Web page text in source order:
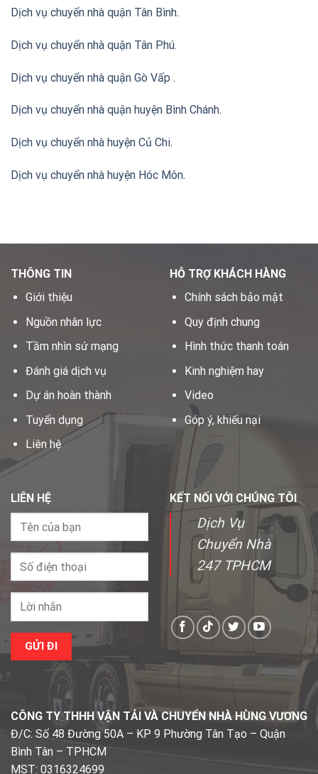
Dịch vụ chuyển nhà quận Tân Bình.
Dịch vụ chuyển nhà quận Tân Phú.
Dịch vụ chuyển nhà quận Gò Vấp .
Dịch vụ chuyển nhà quận huyện Bình Chánh.
Dịch vụ chuyển nhà huyện Củ Chi.
Dịch vụ chuyển nhà huyện Hóc Môn.
THÔNG TIN
Giới thiệu
Nguồn nhân lực
Tầm nhìn sứ mạng
Đánh giá dịch vụ
Dự án hoàn thành
Tuyển dụng
Liên hệ
HỖ TRỢ KHÁCH HÀNG
Chính sách bảo mật
Quy định chung
Hình thức thanh toán
Kinh nghiệm hay
Video
Góp ý, khiếu nại
LIÊN HỆ KẾT NỐI VỚI CHÚNG TÔI
Dịch Vụ
Chuyển Nhà
247 TPHCM
CÔNG TY THHH VẬN TẢI VÀ CHUYỂN NHÀ HÙNG VƯƠNG
Đ/C: Số 48 Đường 50A – KP 9 Phường Tân Tạo – Quận
Bình Tân – TPHCM
MST: 0316324699